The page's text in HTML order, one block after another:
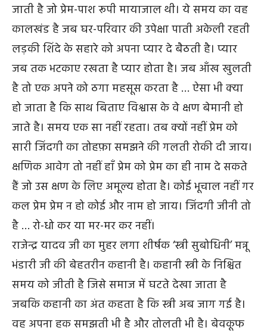
जाती है जो प्रेम-पाश रूपी मायाजाल थी। ये समय का वह
कालखंड है जब घर-परिवार की उपेक्षा पाती अकेली रहती
लड़की शिंदे के सहारे को अपना प्यार दे बैठती है। प्यार
जब तक भटकाए रखता है प्यार होता है। जब आँख खुलती
है तो एक अपने को ठगा महसूस करता है … ऐसा भी क्या
हो जाता है कि साथ बिताए विश्वास के वे क्षण बेमानी हो
जाते है। समय एक सा नहीं रहता। तब क्यों नहीं प्रेम को
सारी जिंदगी का तोहफ़ा समझने की गलती रोकी दी जाय।
क्षणिक आवेग तो नहीं हाँ प्रेम को प्रेम का ही नाम दे सकते
हैं जो उस क्षण के लिए अमूल्य होता है। कोई भूचाल नहीं गर
कल प्रेम प्रेम न हो कोई और नाम हो जाय। जिंदगी जीनी तो
है … रो-धो कर या मर-मर कर नहीं।
राजेन्द्र यादव जी का मुहर लगा शीर्षक ‘स्त्री सुबोधिनी’ मन्नू
भंडारी जी की बेहतरीन कहानी है। कहानी स्त्री के निश्चित
समय को जीती है जिसे समाज में घटते देखा जाता है
जबकि कहानी का अंत कहता है कि स्त्री अब जाग गई है।
वह अपना हक समझती भी है और तोलती भी है। बेवकूफ